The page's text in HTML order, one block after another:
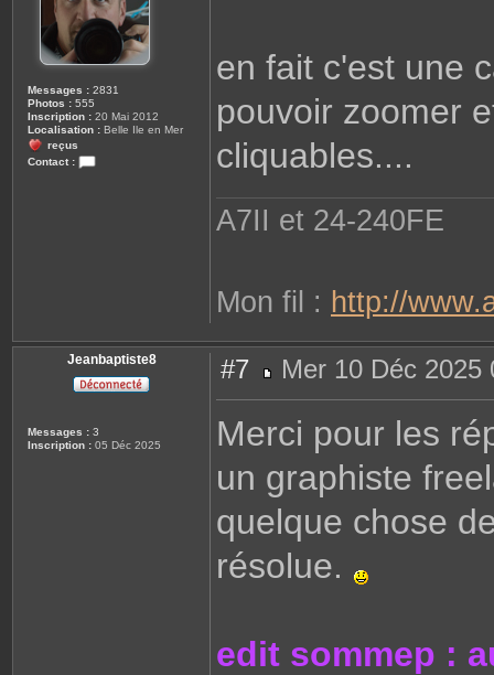
Messages : 2831
Photos : 555
Inscription : 20 Mai 2012
Localisation : Belle Ile en Mer
reçus
Contact :
i
t
o
f
en fait c'est une
pouvoir zoomer
cliquables....
A7II et 24-240FE
Mon fil : http://
Jeanbaptiste8
Messages : 3
Inscription : 05 Déc 2025
#7
e
a
Mer 10 Déc 2025
Merci pour les
un graphiste
quelque chose
résolue.
edit sommep :